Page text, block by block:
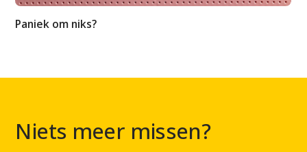
Paniek om niks?
Niets meer missen?